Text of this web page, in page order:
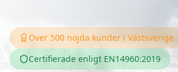
Över 500 nöjda kunder i Västsverige
Certifierade enligt EN14960:2019